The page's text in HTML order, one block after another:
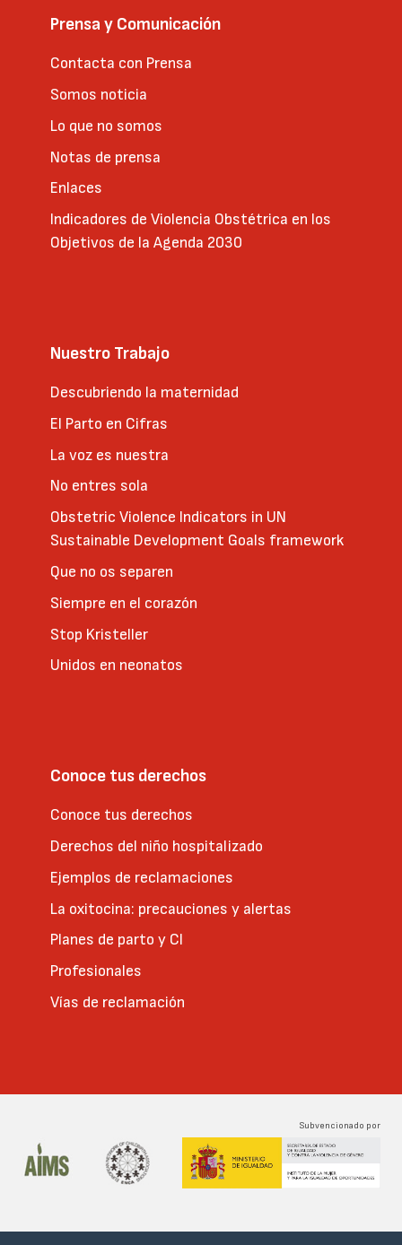
Prensa y Comunicación
Contacta con Prensa
Somos noticia
Lo que no somos
Notas de prensa
Enlaces
Indicadores de Violencia Obstétrica en los
Objetivos de la Agenda 2030
Nuestro Trabajo
Descubriendo la maternidad
El Parto en Cifras
La voz es nuestra
No entres sola
Obstetric Violence Indicators in UN
Sustainable Development Goals framework
Que no os separen
Siempre en el corazón
Stop Kristeller
Unidos en neonatos
Conoce tus derechos
Conoce tus derechos
Derechos del niño hospitalizado
Ejemplos de reclamaciones
La oxitocina: precauciones y alertas
Planes de parto y CI
Profesionales
Vías de reclamación
Subvencionado por